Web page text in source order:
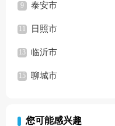
泰安市
日照市
临沂市
聊城市
您可能感兴趣